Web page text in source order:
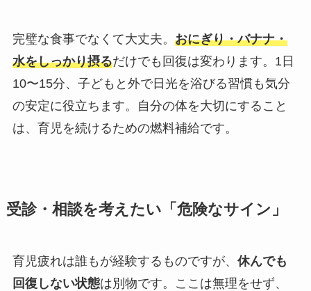
完璧な食事でなくて大丈夫。 おにぎり・バナナ・
水をしっかり摂るだけでも回復は変わります。1日
10〜15分、子どもと外で日光を浴びる習慣も気分
の安定に役立ちます。自分の体を大切にすること
は、育児を続けるための燃料補給です。
受診・相談を考えたい「危険なサイン」
育児疲れは誰もが経験するものですが、 休んでも
回復しない状態は別物です。ここは無理をせず、